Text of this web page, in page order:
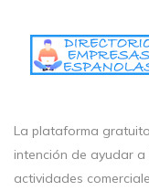
La plataforma
intención de ayudar a
actividades